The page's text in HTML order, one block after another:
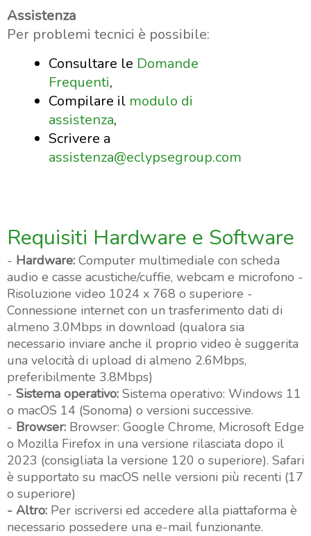
Assistenza
Per problemi tecnici è possibile:
Consultare le Domande
Frequenti,
Compilare il modulo di
assistenza,
Scrivere a
assistenza@eclypsegroup.com
Requisiti Hardware e Software
- Hardware: Computer multimediale con scheda
audio e casse acustiche/cuffie, webcam e microfono -
Risoluzione video 1024 x 768 o superiore -
Connessione internet con un trasferimento dati di
almeno 3.0Mbps in download (qualora sia
necessario inviare anche il proprio video è suggerita
una velocità di upload di almeno 2.6Mbps,
preferibilmente 3.8Mbps)
- Sistema operativo: Sistema operativo: Windows 11
o macOS 14 (Sonoma) o versioni successive.
- Browser: Browser: Google Chrome, Microsoft Edge
o Mozilla Firefox in una versione rilasciata dopo il
2023 (consigliata la versione 120 o superiore). Safari
è supportato su macOS nelle versioni più recenti (17
o superiore)
- Altro: Per iscriversi ed accedere alla piattaforma è
necessario possedere una e-mail funzionante.